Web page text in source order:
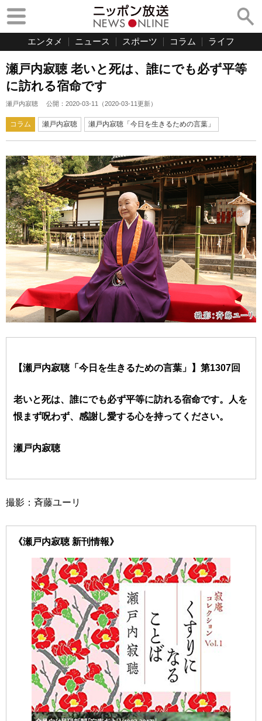
エンタメ ニュース スポーツ コラム ライフ
瀬戸内寂聴 老いと死は、誰にでも必ず平等
に訪れる宿命です
瀬戸内寂聴 公開： 2020-03-11 （2020-03-11更新）
コラム 瀬戸内寂聴 瀬戸内寂聴「今日を生きるための言葉」
【瀬戸内寂聴「今日を生きるための言葉」】第1307回
老いと死は、誰にでも必ず平等に訪れる宿命です。人を
恨まず呪わず、感謝し愛する心を持ってください。
瀬戸内寂聴
撮影：斉藤ユーリ
《瀬戸内寂聴 新刊情報》